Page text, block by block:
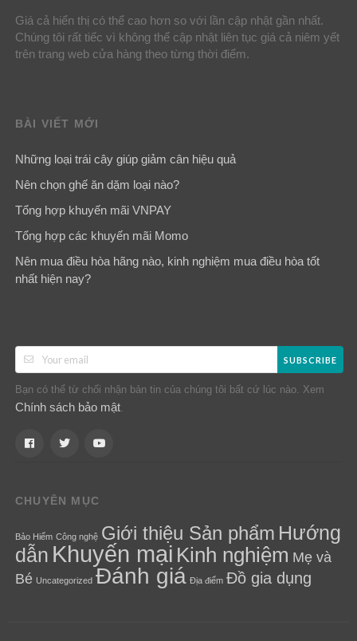
Giá cả hiển thị có thể cao hơn so với lần cập nhật gần nhất.
Chúng tôi rất tiếc vì không thể cập nhật liên tục giá cả niêm yết
trên trang web cửa hàng theo từng thời điểm.
BÀI VIẾT MỚI
Những loại trái cây giúp giảm cân hiệu quả
Nên chọn ghế ăn dặm loại nào?
Tổng hợp khuyến mãi VNPAY
Tổng hợp các khuyến mãi Momo
Nên mua điều hòa hãng nào, kinh nghiệm mua điều hòa tốt
nhất hiện nay?
SUBSCRIBE
Bạn có thể từ chối nhận bản tin của chúng tôi bất cứ lúc nào. Xem
Chính sách bảo mật
CHUYÊN MỤC
Bảo Hiểm Công nghệ Giới thiệu Sản phẩm Hướng
dẫn Khuyến mại Kinh nghiệm Mẹ và
Bé Uncategorized Đánh giá Địa điểm Đồ gia dụng